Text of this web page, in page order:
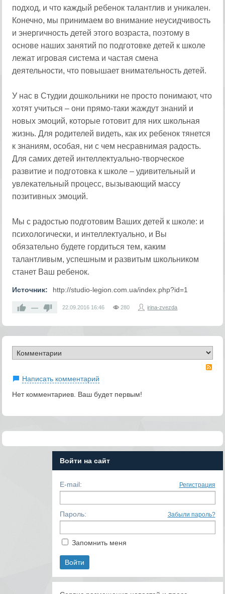
подход, и что каждый ребенок талантлив и уникален.
Конечно, мы принимаем во внимание неусидчивость
и энергичность детей этого возраста, поэтому в
основе наших занятий по подготовке детей к школе
лежат игровая система и частая смена
деятельности, что повышает внимательность детей.
У нас в Студии дошкольники не просто понимают, что
хотят учиться – они прямо-таки жаждут знаний и
новых эмоций, которые готовит для них школьная
жизнь. Для родителей видеть, как их ребенок тянется
к знаниям, особая, ни с чем несравнимая радость.
Для самих детей интеллектуально-творческое
развитие и подготовка к школе – удивительный и
увлекательный процесс, вызывающий массу
позитивных эмоций.
Мы с радостью подготовим Ваших детей к школе: и
психологически, и интеллектуально, и Вы
обязательно будете гордиться тем, каким
талантливым, успешным и развитым школьником
станет Ваш ребенок.
Источник: http://studio-legion.com.ua/index.php?id=1
— 22.09.2016 16:46 280 irina-zvezda
Написать комментарий
Нет комментариев. Ваш будет первым!
Войти на сайт
E-mail: Регистрация
Пароль: Забыли пароль?
Запомнить меня